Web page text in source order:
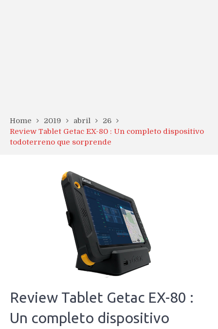
Home 2019 abril
26
Review Tablet Getac EX-80 : Un completo dispositivo
todoterreno que sorprende
Review Tablet Getac EX-80 :
Un completo dispositivo